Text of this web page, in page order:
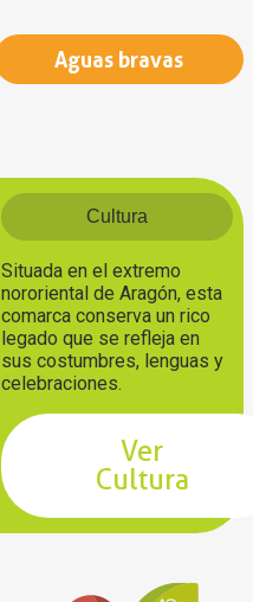
Aguas bravas
Cultura
Situada en el extremo
nororiental de Aragón, esta
comarca conserva un rico
legado que se refleja en
sus costumbres, lenguas y
celebraciones.
Ver
Cultura